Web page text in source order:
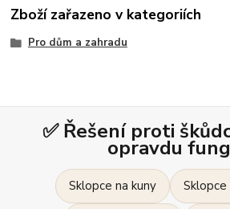
Zboží zařazeno v kategoriích
Pro dům a zahradu
✅ Řešení proti
opravdu
Sklopce na kuny